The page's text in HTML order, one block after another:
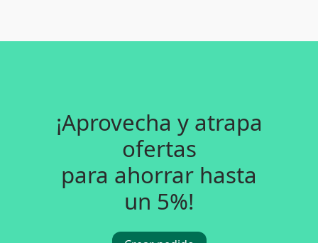
¡Aprovecha y atrapa
ofertas
para ahorrar hasta
un 5%!